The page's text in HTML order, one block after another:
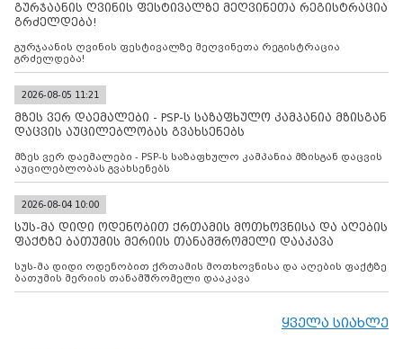
გურჯაანის ღვინის ფესტივალზე მეღვინეთა რეგისტრაცია
გრძელდება!
გურჯაანის ღვინის ფესტივალზე მეღვინეთა რეგისტრაცია
გრძელდება!
2026-08-05 11:21
მზეს ვერ დაემალები - PSP-ს საზაფხულო კამპანია მზისგან
დაცვის აუცილებლობას გვახსენებს
მზეს ვერ დაემალები - PSP-ს საზაფხულო კამპანია მზისგან დაცვის
აუცილებლობას გვახსენებს
2026-08-04 10:00
სუს-მა დიდი ოდენობით ქრთამის მოთხოვნისა და აღების
ფაქტზე ბათუმის მერიის თანამშრომელი დააკავა
სუს-მა დიდი ოდენობით ქრთამის მოთხოვნისა და აღების ფაქტზე
ბათუმის მერიის თანამშრომელი დააკავა
ყველა სიახლე